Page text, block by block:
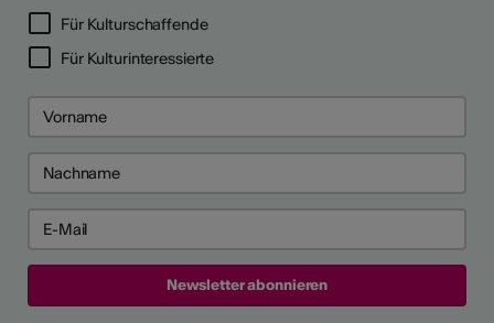
Für Kulturschaffende
Für Kulturinteressierte